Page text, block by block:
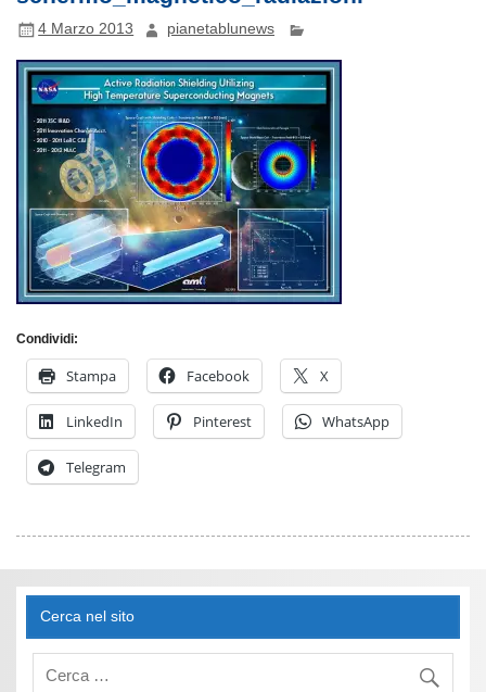
4 Marzo 2013 pianetablunews
Condividi:
Stampa Facebook X
LinkedIn Pinterest WhatsApp
Telegram
Cerca nel sito